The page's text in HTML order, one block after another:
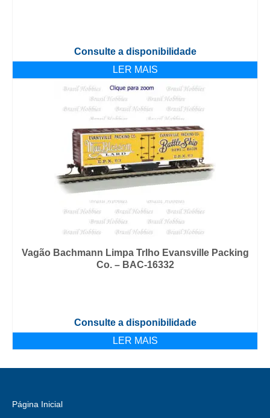
Consulte a disponibilidade
LER MAIS
Vagão Bachmann Limpa Trlho Evansville Packing
Co. – BAC-16332
Consulte a disponibilidade
LER MAIS
Página Inicial